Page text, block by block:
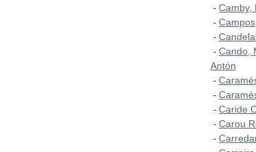
- Camby,
-
-
- Cando,
Antón
-
-
- Caride
- Carou
-